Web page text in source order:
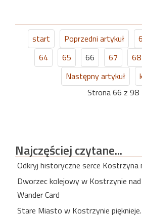
start
Poprzedni artykuł
64
65 66 67 68
Następny artykuł
Strona 66 z 98
Najczęściejczytane...
Odkryj historyczne serce Kostrzyna
Dworzec kolejowy w Kostrzynie
Wander Card
Stare Miasto w Kostrzynie